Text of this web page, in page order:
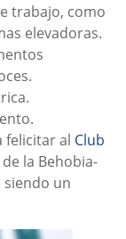
trabajo, como
elevadoras.
felicitar al Club
la Behobia-
siendo un